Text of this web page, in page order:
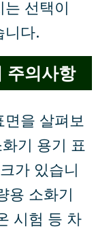
선택이
니다.
주의사항
을 살펴보
기 용기 표
가 있습니
용 소화기
시험 등 차